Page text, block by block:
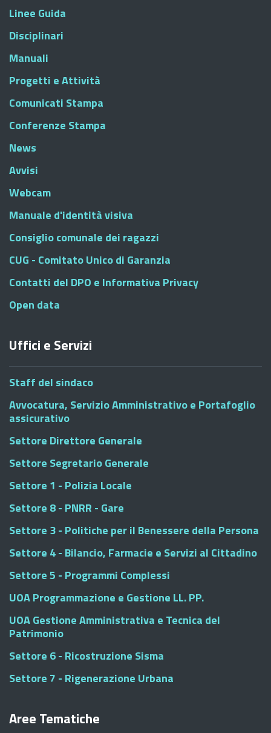
Linee Guida
Disciplinari
Manuali
Progetti e Attività
Comunicati Stampa
Conferenze Stampa
News
Avvisi
Webcam
Manuale d'identità visiva
Consiglio comunale dei ragazzi
CUG - Comitato Unico di Garanzia
Contatti del DPO e Informativa Privacy
Open data
Uffici e Servizi
Staff del sindaco
Avvocatura, Servizio Amministrativo e Portafoglio
assicurativo
Settore Direttore Generale
Settore Segretario Generale
Settore 1 - Polizia Locale
Settore 8 - PNRR - Gare
Settore 3 - Politiche per il Benessere della Persona
Settore 4 - Bilancio, Farmacie e Servizi al Cittadino
Settore 5 - Programmi Complessi
UOA Programmazione e Gestione LL. PP.
UOA Gestione Amministrativa e Tecnica del
Patrimonio
Settore 6 - Ricostruzione Sisma
Settore 7 - Rigenerazione Urbana
Aree Tematiche